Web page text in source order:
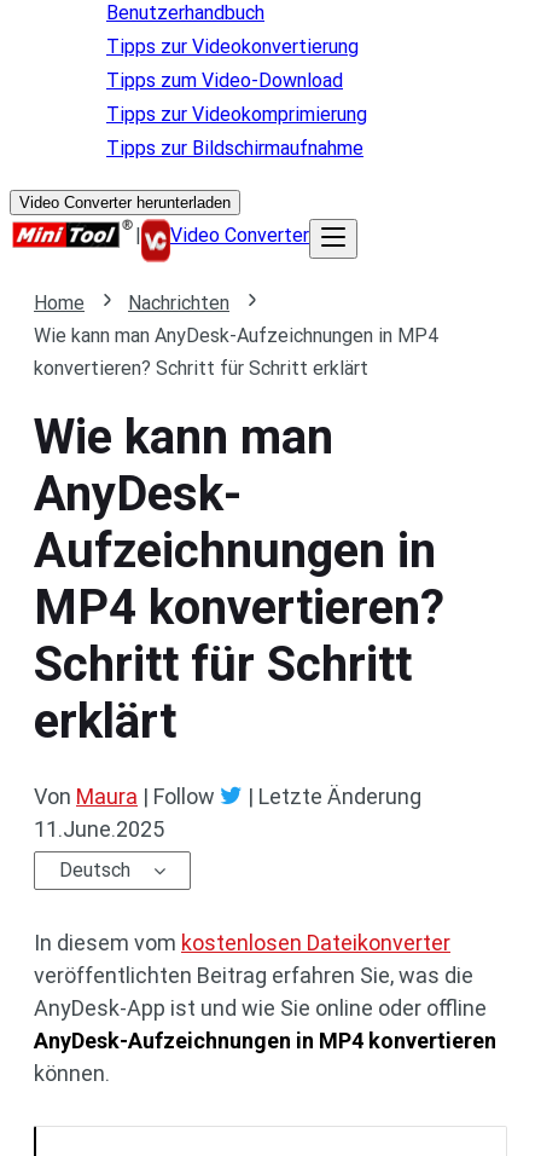
Benutzerhandbuch
Tipps zur Videokonvertierung
Tipps zum Video-Download
Tipps zur Videokomprimierung
Tipps zur Bildschirmaufnahme
Video Converter herunterladen
| Video Converter
Home
Nachrichten
Wie kann man AnyDesk-Aufzeichnungen in MP4
konvertieren? Schritt für Schritt erklärt
Wie kann man
AnyDesk-
Aufzeichnungen in
MP4 konvertieren?
Schritt für Schritt
erklärt
Von Maura | Follow | Letzte Änderung
11.June.2025
Deutsch
In diesem vom kostenlosen Dateikonverter
veröffentlichten Beitrag erfahren Sie, was die
AnyDesk-App ist und wie Sie online oder offline
AnyDesk-Aufzeichnungen in MP4 konvertieren
können.